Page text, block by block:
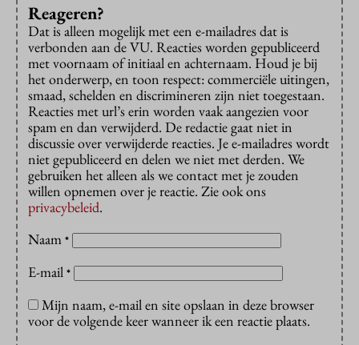
Reageren?
Dat is alleen mogelijk met een e-mailadres dat is
verbonden aan de VU. Reacties worden gepubliceerd
met voornaam of initiaal en achternaam. Houd je bij
het onderwerp, en toon respect: commerciële uitingen,
smaad, schelden en discrimineren zijn niet toegestaan.
Reacties met url’s erin worden vaak aangezien voor
spam en dan verwijderd. De redactie gaat niet in
discussie over verwijderde reacties. Je e-mailadres wordt
niet gepubliceerd en delen we niet met derden. We
gebruiken het alleen als we contact met je zouden
willen opnemen over je reactie. Zie ook ons
privacybeleid.
Naam *
E-mail *
Mijn naam, e-mail en site opslaan in deze browser
voor de volgende keer wanneer ik een reactie plaats.